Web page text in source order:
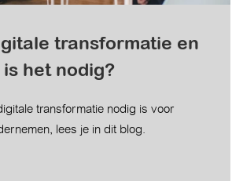
transformatie en
het nodig?
transformatie nodig is voor
lees je in dit blog.